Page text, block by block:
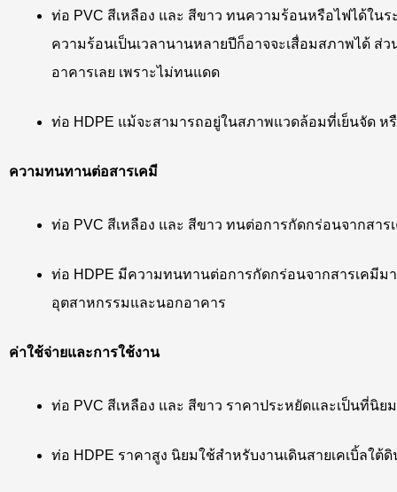
ท่อ PVC สีเหลือง และ สีขาว ทนความร้อนหรือไฟได้ใ
ความร้อนเป็นเวลานานหลายปีก็อาจจะเสื่อมสภาพได้ ส่
อาคารเลย เพราะไม่ทนแดด
ท่อ HDPE แม้จะสามารถอยู่ในสภาพแวดล้อมที่เย็นจัด
ความทนทานต่อสารเคมี
ท่อ PVC สีเหลือง และ สีขาว ทนต่อการกัดกร่อนจากสา
ท่อ HDPE มีความทนทานต่อการกัดกร่อนจากสารเคมีม
อุตสาหกรรมและนอกอาคาร
ค่าใช้จ่ายและการใช้งาน
ท่อ PVC สีเหลือง และ สีขาว ราคาประหยัดและเป็นที่นิ
ท่อ HDPE ราคาสูง นิยมใช้สำหรับงานเดินสายเคเบิ้ลใ